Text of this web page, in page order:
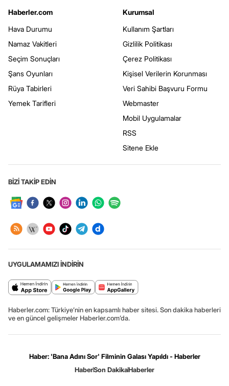
Haberler.com
Hava Durumu
Namaz Vakitleri
Seçim Sonuçları
Şans Oyunları
Rüya Tabirleri
Yemek Tarifleri
Kurumsal
Kullanım Şartları
Gizlilik Politikası
Çerez Politikası
Kişisel Verilerin Korunması
Veri Sahibi Başvuru Formu
Webmaster
Mobil Uygulamalar
RSS
Sitene Ekle
BİZİ TAKİP EDİN
UYGULAMAMIZI İNDİRİN
Haberler.com: Türkiye’nin en kapsamlı haber sitesi. Son dakika haberleri
ve en güncel gelişmeler Haberler.com’da.
Haber: 'Bana Adını Sor' Filminin Galası Yapıldı - Haberler
HaberSon DakikaHaberler